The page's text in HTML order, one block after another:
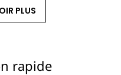
PLUS
rapide